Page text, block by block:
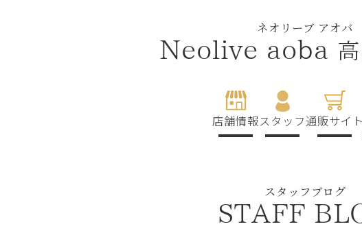
ネオリーブ アオバ
Neolive aoba
店舗情報スタッフ通販サイト
スタッフブログ
STAFF